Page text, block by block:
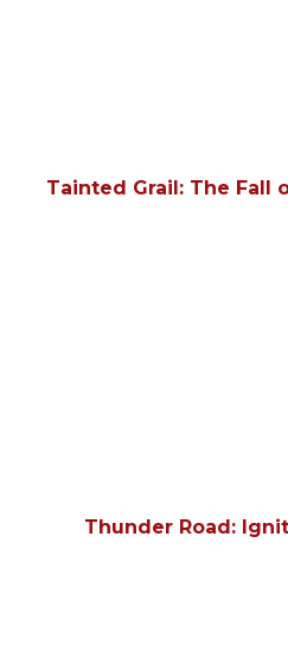
Tainted Grail: The Fall
Thunder Road: